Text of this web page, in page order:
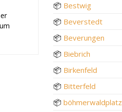
📦 Bestwig
📦 Beverstedt
📦 Beverungen
📦 Biebrich
📦 Birkenfeld
📦 Bitterfeld
📦 böhmerwaldplatz